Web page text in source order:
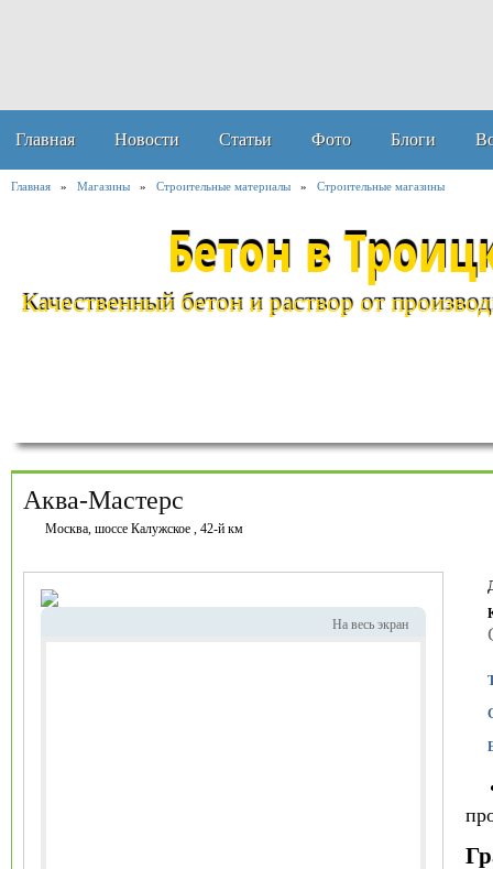
Главная Новости Статьи Фото Блоги
Главная » Магазины » Строительные материалы » Строительные магазины
Бетон в
Качественный бетон и раствор от
Аква-Мастерс
Москва, шоссе Калужское , 42-й км
На весь экран